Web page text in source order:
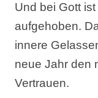
Und bei Gott
aufgehoben.
innere
neue Jahr den
Vertrauen.